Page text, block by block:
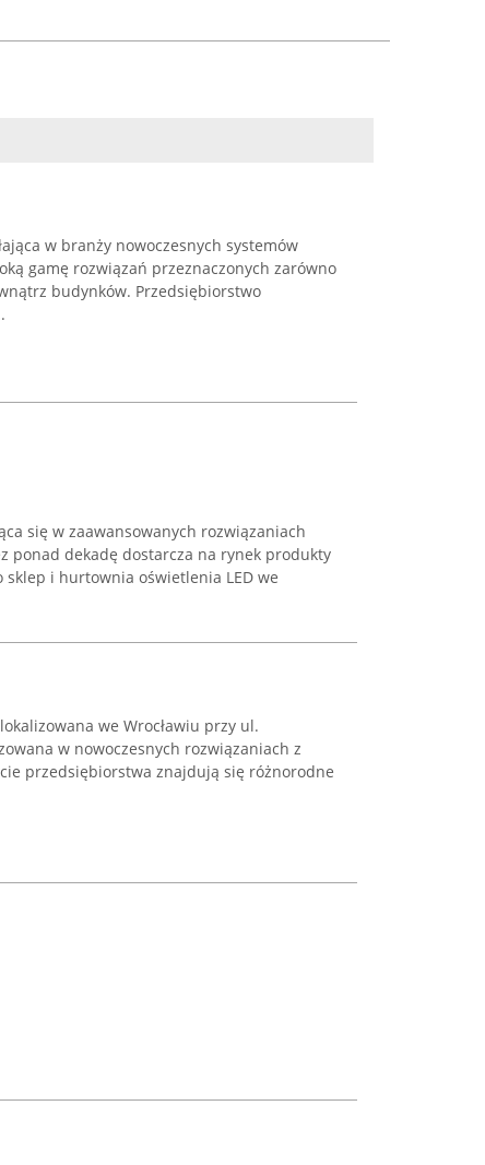
w branży nowoczesnych systemów
gamę rozwiązań przeznaczonych zarówno
budynków. Przedsiębiorstwo
się w zaawansowanych rozwiązaniach
ponad dekadę dostarcza na rynek produkty
sklep i hurtownia oświetlenia LED we
we Wrocławiu przy ul.
w nowoczesnych rozwiązaniach z
przedsiębiorstwa znajdują się różnorodne